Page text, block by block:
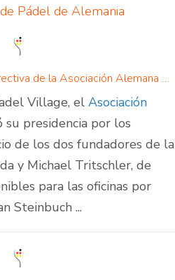
Pádel de Alemania
Elección de la nueva junta directiva de la Asociación Alemana de Pádel
Village, el Asociación
su presidencia por los
de los dos fundadores de la
y Michael Tritschler, de
para las oficinas por
Steinbuch ...